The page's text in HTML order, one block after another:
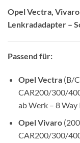
Opel Vectra,
Lenkradadapter –
Passend für:
Opel Vectra(B/
CAR200/300/
ab Werk – 8 Way
Opel Vivaro
CAR200/300/